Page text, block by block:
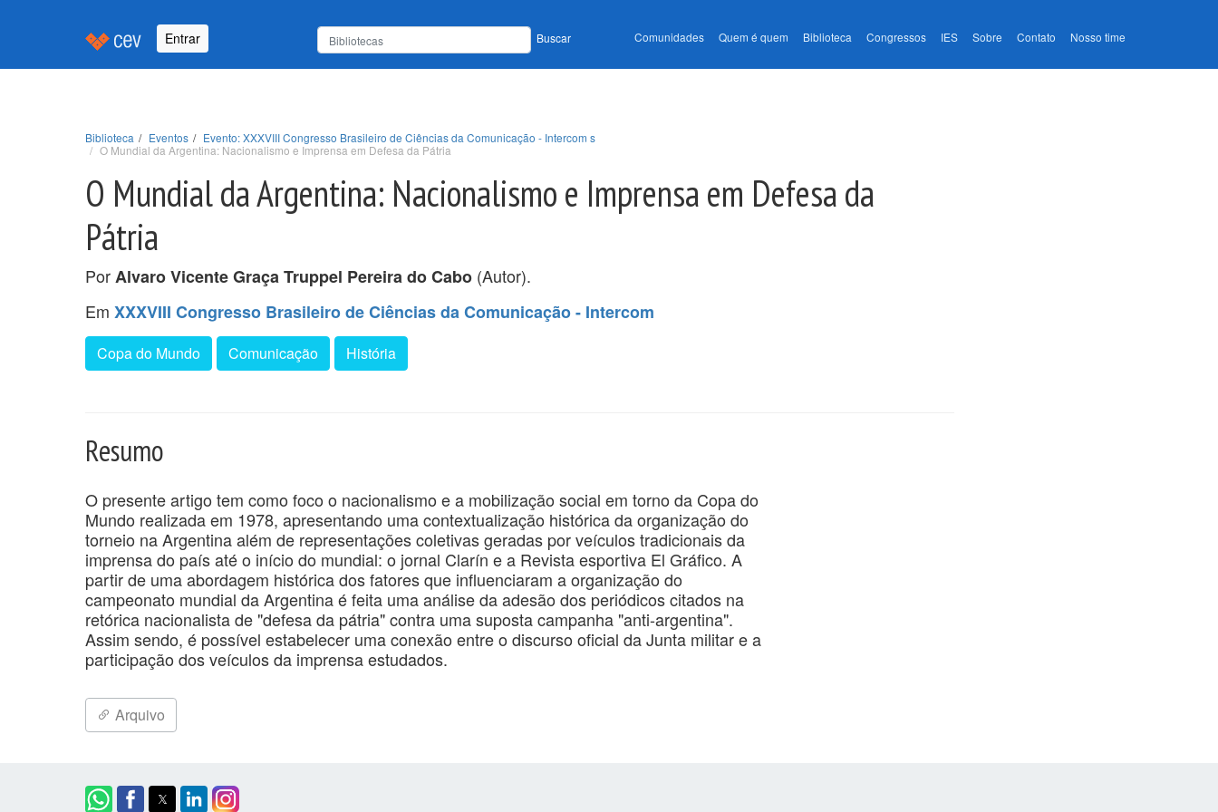
Entrar Buscar Comunidades Quem é quem Biblioteca Congressos IES Sobre Contato Nosso time
Biblioteca Eventos
Evento: XXXVIII Congresso Brasileiro de Ciências da Comunicação - Intercom s
O Mundial da Argentina: Nacionalismo e Imprensa em Defesa da Pátria
O Mundial da Argentina: Nacionalismo e Imprensa em Defesa da
Pátria
PorAlvaro Vicente Graça Truppel Pereira do Cabo (Autor).
Em XXXVIII Congresso Brasileiro de Ciências da Comunicação - Intercom
Copa do Mundo Comunicação História
Resumo
O presente artigo tem como foco o nacionalismo e a mobilização social em torno da Copa do
Mundo realizada em 1978, apresentando uma contextualização histórica da organização do
torneio na Argentina além de representações coletivas geradas por veículos tradicionais da
imprensa do país até o início do mundial: o jornal Clarín e a Revista esportiva El Gráfico. A
partir de uma abordagem histórica dos fatores que influenciaram a organização do
campeonato mundial da Argentina é feita uma análise da adesão dos periódicos citados na
retórica nacionalista de "defesa da pátria" contra uma suposta campanha "anti-argentina".
Assim sendo, é possível estabelecer uma conexão entre o discurso oficial da Junta militar e a
participação dos veículos da imprensa estudados.
Arquivo